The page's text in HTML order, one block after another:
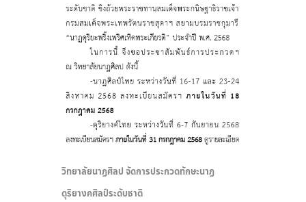
วิทยาลัยนาฏศิลป จัดการประกวดทักษะนาฏ
ดุริยางคศิลป์ระดับชาติ